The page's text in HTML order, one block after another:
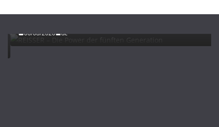
REISSER – Die Power der fünften Generation
06/08/2026 dc